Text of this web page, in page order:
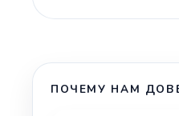
ПОЧЕМУ НАМ